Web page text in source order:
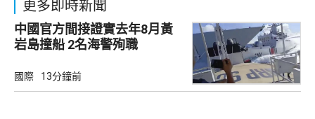
更多即時新聞
中國官方間接證實去年8月黃
岩島撞船 2名海警殉職
國際 13分鐘前